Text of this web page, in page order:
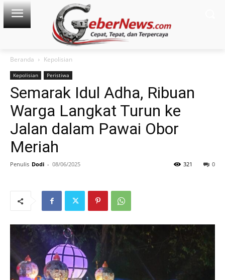
Beranda Kepolisian
Kepolisian Peristiwa
Semarak Idul Adha, Ribuan
Warga Langkat Turun ke
Jalan dalam Pawai Obor
Meriah
Penulis Dodi - 08/06/2025 0
321